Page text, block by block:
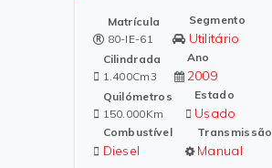
Matrícula
80-IE-61
Segmento
Utilitário
Cilindrada
1.400Cm3
Ano
2009
Quilómetros
150.000Km
Estado
Usado
Combustível
Diesel
Transmissão
Manual